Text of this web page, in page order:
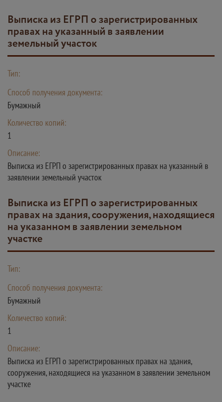
Выписка из ЕГРП о зарегистрированных
правах на указанный в заявлении
земельный участок
Тип:
Способ получения документа:
Бумажный
Количество копий:
1
Описание:
Выписка из ЕГРП о зарегистрированных правах на указанный в
заявлении земельный участок
Выписка из ЕГРП о зарегистрированных
правах на здания, сооружения, находящиеся
на указанном в заявлении земельном
участке
Тип:
Способ получения документа:
Бумажный
Количество копий:
1
Описание:
Выписка из ЕГРП о зарегистрированных правах на здания,
сооружения, находящиеся на указанном в заявлении земельном
участке